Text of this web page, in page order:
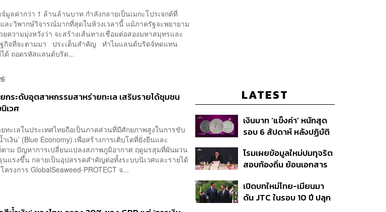
มูลค่ากว่า 1 ล้านล้านบาท กำลังกลายเป็นเมกะโปรเจกต์ที่
ละวิพากษ์วิจารณ์มากที่สุดในห้วงเวลานี้ แม้ภาครัฐจะพยายาม
ความมุ่งหวังว่า จะสร้างเส้นทางเชื่อมต่อสองมหาสมุทรและ
ฐกิจที่จะตามมา ประเด็นสำคัญ ทำไมแลนด์บริดจ์ทดแทน
ด้ ถอดรหัสแลนด์บริด...
ระดับอุตสาหกรรมสาหร่ายทะเล เสริมรายได้ชุมชน
เวศ
ทะเลในประเทศไทยถือเป็นภาคส่วนที่มีศักยภาพสูงในการขับ
เงิน’ (Blue Economy) เพื่อสร้างการเติบโตที่ยั่งยืนและ
ตาม ปัญหาการเปลี่ยนแปลงสภาพภูมิอากาศ ฤดูมรสุมที่ผันผวน
แรงขึ้น กลายเป็นอุปสรรคสำคัญต่อทั้งระบบนิเวศและรายได้
งการ GlobalSeaweed-PROTECT จ...
LATEST
เงินบาท ‘แข็งค่า’ หนักสุด
รอบ 6 สัปดาห์ หลังปฏิบัติ
สหรัฐฯ-ญี่ปุ่น Standard
Chartered เปิดเป้าสิ้นปีนี้
ต่อดอลลาร์
โรมเผยข้อมูลใหม่ปมทุจริต
สอบท้องถิ่น ย้อนเอกสาร
อนุทิน จ่อสอบต่อเอี่ยว
ตัดตอน ม.บูรพา หรือไม่
เปิดบทใหม่ไทย-เมียนมา
ดัน JTC ในรอบ 10 ปี ปลุก